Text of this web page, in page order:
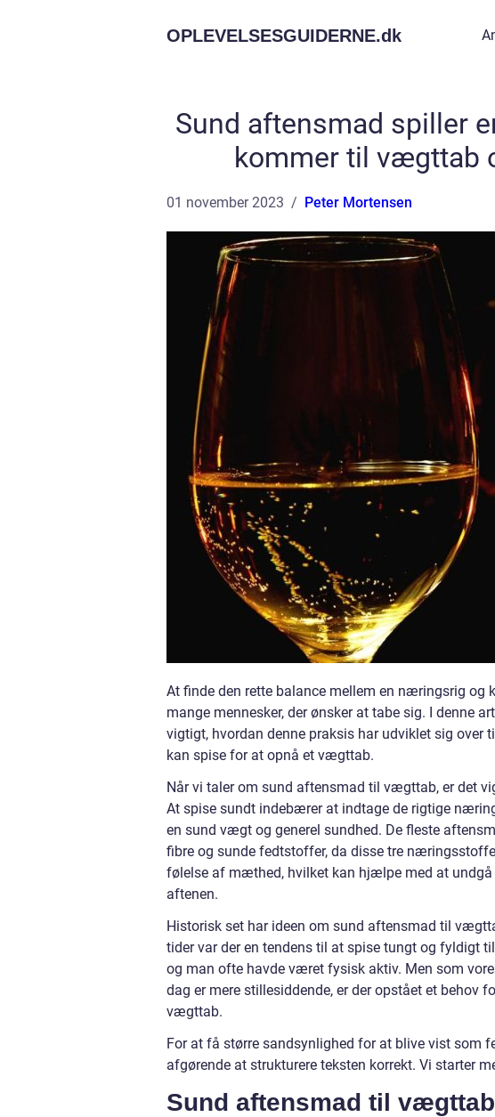
OPLEVELSESGUIDERNE.dk
Sund aftensmad spiller
kommer til vægttab
01 november 2023 Peter Mortensen
At finde den rette balance mellem en næringsrig
mange mennesker, der ønsker at tabe sig. I denne
vigtigt, hvordan denne praksis har udviklet sig over
kan spise for at opnå et vægttab.
Når vi taler om sund aftensmad til vægttab, er det
At spise sundt indebærer at indtage de rigtige
en sund vægt og generel sundhed. De fleste
fibre og sunde fedtstoffer, da disse tre
følelse af mæthed, hvilket kan hjælpe med at
aftenen.
Historisk set har ideen om sund aftensmad til
tider var der en tendens til at spise tungt og fyldigt
og man ofte havde været fysisk aktiv. Men som
dag er mere stillesiddende, er der opstået et behov
vægttab.
For at få større sandsynlighed for at blive vist som
afgørende at strukturere teksten korrekt. Vi starter
Sund aftensmad til vægttab